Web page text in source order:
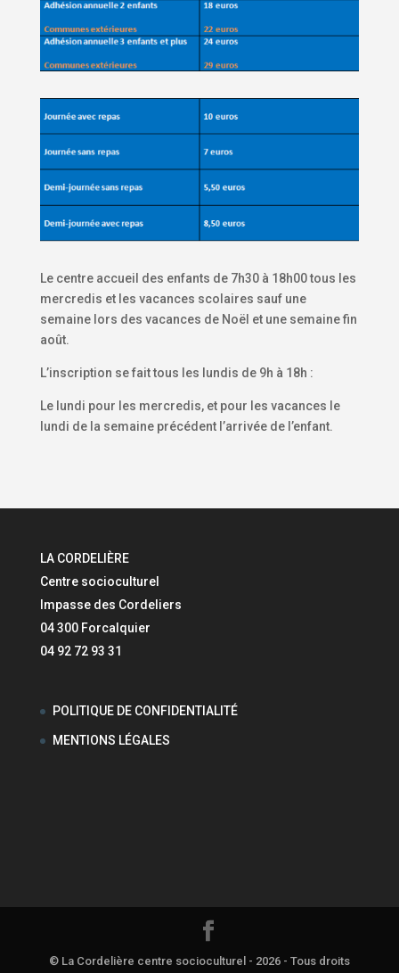
Le centre accueil des enfants de 7h30 à 18h00 tous les
mercredis et les vacances scolaires sauf une
semaine lors des vacances de Noël et une semaine fin
août.
L’inscription se fait tous les lundis de 9h à 18h :
Le lundi pour les mercredis, et pour les vacances le
lundi de la semaine précédent l’arrivée de l’enfant.
LA CORDELIÈRE
Centre socioculturel
Impasse des Cordeliers
04 300 Forcalquier
04 92 72 93 31
POLITIQUE DE CONFIDENTIALITÉ
MENTIONS LÉGALES
© La Cordelière centre socioculturel - 2026 - Tous droits